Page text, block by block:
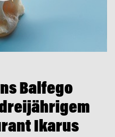
Balfego
Ikarus